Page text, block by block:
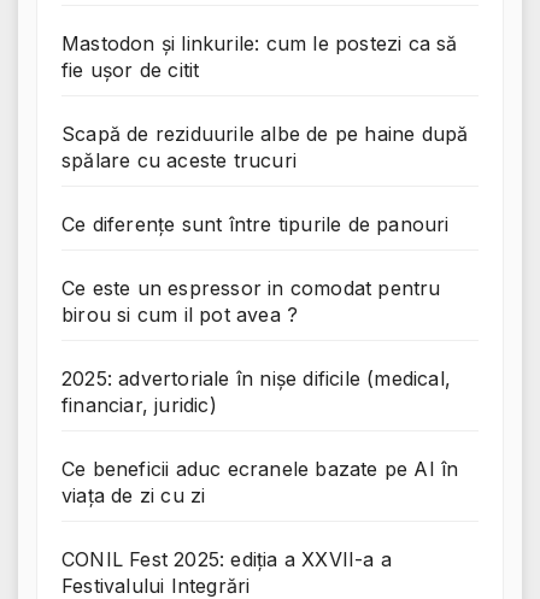
Mastodon și linkurile: cum le postezi ca să
fie ușor de citit
Scapă de reziduurile albe de pe haine după
spălare cu aceste trucuri
Ce diferențe sunt între tipurile de panouri
Ce este un espressor in comodat pentru
birou si cum il pot avea ?
2025: advertoriale în nișe dificile (medical,
financiar, juridic)
Ce beneficii aduc ecranele bazate pe AI în
viața de zi cu zi
CONIL Fest 2025: ediția a XXVII-a a
Festivalului Integrări